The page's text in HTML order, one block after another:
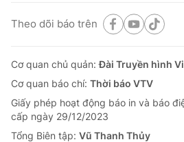
Theo dõi báo trên
Cơ quan chủ quản:Đài Truyền hình
Cơ quan báo chí: Thời báo VTV
Giấy phép hoạt động báo in và báo
cấp ngày 29/12/2023
Tổng Biên tập: Vũ Thanh Thủy